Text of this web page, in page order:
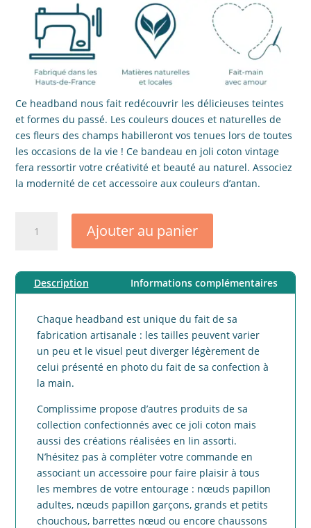
Ce headband nous fait redécouvrir les délicieuses teintes
et formes du passé. Les couleurs douces et naturelles de
ces fleurs des champs habilleront vos tenues lors de toutes
les occasions de la vie ! Ce bandeau en joli coton vintage
fera ressortir votre créativité et beauté au naturel. Associez
la modernité de cet accessoire aux couleurs d’antan.
coton
Ajouter au panier
Description Informations complémentaires
Chaque headband est unique du fait de sa
fabrication artisanale : les tailles peuvent varier
un peu et le visuel peut diverger légèrement de
celui présenté en photo du fait de sa confection à
la main.
Complissime propose d’autres produits de sa
collection confectionnés avec ce joli coton mais
aussi des créations réalisées en lin assorti.
N’hésitez pas à compléter votre commande en
associant un accessoire pour faire plaisir à tous
les membres de votre entourage : nœuds papillon
adultes, nœuds papillon garçons, grands et petits
chouchous, barrettes nœud ou encore chaussons